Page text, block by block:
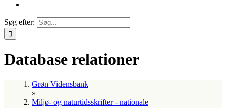
Søg efter:
Database relationer
Grøn Vidensbank
»
Miljø- og naturtidsskrifter - nationale